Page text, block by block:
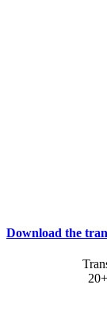
Download the